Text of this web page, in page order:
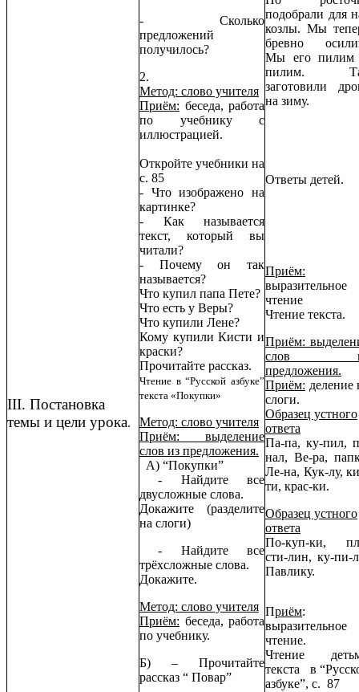
III. Постановка
темы и цели урока.
- Сколько
предложений
получилось?
2.
Метод: слово учителя
Приём: беседа, работа
по учебнику с
иллюстрацией.
Откройте учебники на
с. 85
- Что изображено на
картинке?
- Как называется
текст, который вы
читали?
- Почему он так
называется?
Что купил папа Пете?
Что есть у Веры?
Что купили Лене?
Кому купили Кисти и
краски?
Прочитайте рассказ.
Чтение в “Русской азбуке”
текста «Покупки»
Метод: слово учителя
Приём: выделение
слов из предложения.
А) “Покупки”
- Найдите все
двусложные слова.
Докажите (разделите
на слоги)
- Найдите все
трёхсложные слова.
Докажите.
Метод: слово учителя
Приём: беседа, работа
по учебнику.
Б) – Прочитайте
рассказ “ Повар”
подобрали для
козлы. Мы
бревно
Мы его
пилим.
заготовили
на зиму.
Ответы детей.
Приём:
выразительное
чтение
Чтение текста.
Приём:
слов
предложения.
Приём: деление
слоги.
Образец устного
ответа
Па-па, ку-пил,
нал, Ве-ра,
Ле-на, Кук-лу,
ти, крас-ки.
Образец устного
ответа
По-куп-ки,
сти-лин, ку-пи-
Павлику.
Приём:
выразительное
чтение.
Чтение
текста в
азбуке”, с. 87